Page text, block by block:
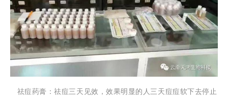
祛痘药膏：祛痘三天见效，效果明显的人三天痘痘软下去停止